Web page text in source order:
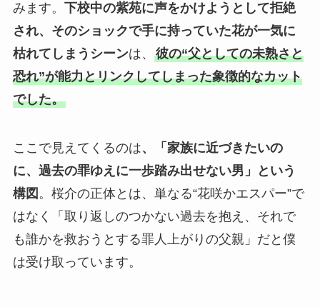
みます。 下校中の紫苑に声をかけようとして拒絶
され、そのショックで手に持っていた花が一気に
枯れてしまうシーンは、 彼の“父としての未熟さと
恐れ”が能力とリンクしてしまった象徴的なカット
でした。
ここで見えてくるのは、「家族に近づきたいの
に、過去の罪ゆえに一歩踏み出せない男」という
構図 。桜介の正体とは、単なる“花咲かエスパー”で
はなく「取り返しのつかない過去を抱え、それで
も誰かを救おうとする罪人上がりの父親」だと僕
は受け取っています。